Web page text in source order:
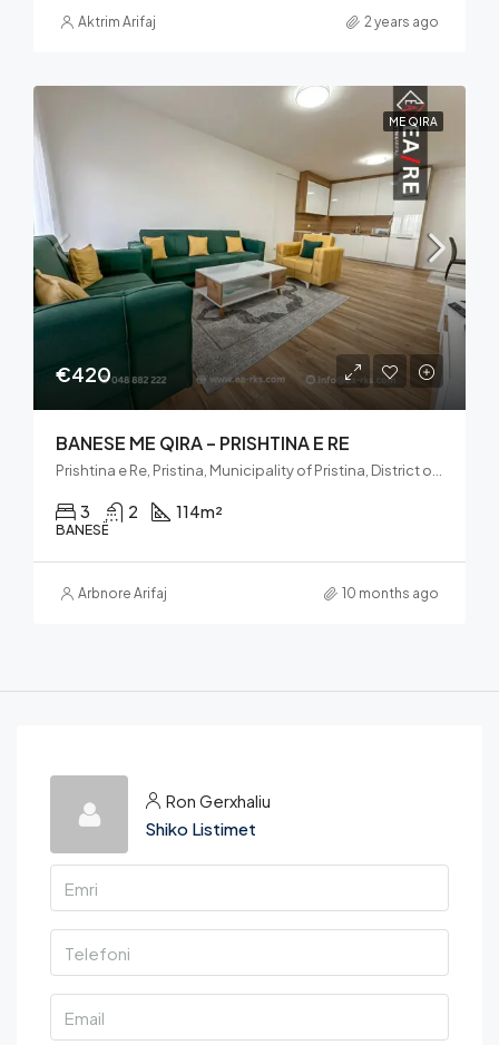
Aktrim Arifaj 2 years ago
ME QIRA
€420
BANESE ME QIRA – PRISHTINA E RE
Prishtina e Re, Pristina, Municipality of Pristina, District of Prishtina, 10000, Kosovo
3 2 114m²
BANESË
Arbnore Arifaj 10 months ago
Ron Gerxhaliu
Shiko Listimet